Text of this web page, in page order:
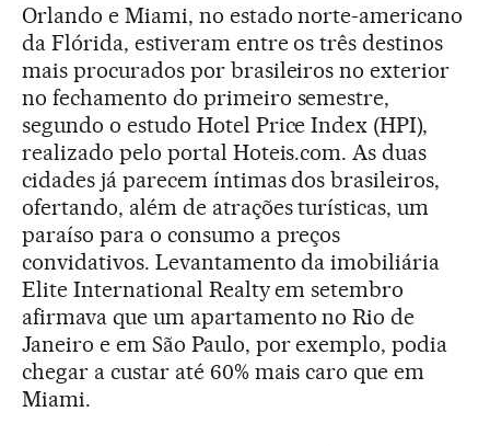
Orlando e Miami, no estado norte-americano
da Flórida, estiveram entre os três destinos
mais procurados por brasileiros no exterior
no fechamento do primeiro semestre,
segundo o estudo Hotel Price Index (HPI),
realizado pelo portal Hoteis.com. As duas
cidades já parecem íntimas dos brasileiros,
ofertando, além de atrações turísticas, um
paraíso para o consumo a preços
convidativos. Levantamento da imobiliária
Elite International Realty em setembro
afirmava que um apartamento no Rio de
Janeiro e em São Paulo, por exemplo, podia
chegar a custar até 60% mais caro que em
Miami.